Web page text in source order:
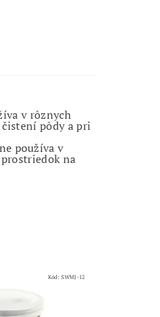
v rôznych
čistení pôdy a pri
používa v
na
Kód:SWMJ-12